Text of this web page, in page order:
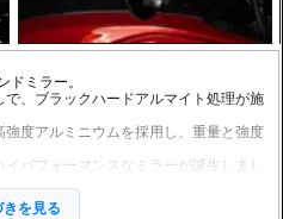
ドミラー。
、ブラックハードアルマイト処理が施
度アルミニウムを採用し、重量と強度
パフォーマンスなミラーが誕生しまし
性など安全へ関わる要素へも細心の注
きを見る